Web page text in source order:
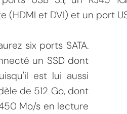
(HDMI et DVI) et un port
six ports SATA.
un SSD dont
est lui aussi
de 512 Go, dont
Mo/s en lecture